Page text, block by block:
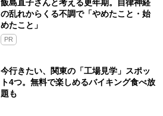
飯島直子さんと考える更年期。自律神経
の乱れからくる不調で「やめたこと・始
めたこと」
PR
今行きたい、関東の「工場見学」スポッ
ト4つ。無料で楽しめるバイキング食べ放
題も